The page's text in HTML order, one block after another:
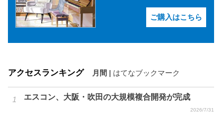
ご購入はこちら
アクセスランキング 月間 はてなブックマーク
エスコン、大阪・吹田の大規模複合開発が完成
2026/7/31